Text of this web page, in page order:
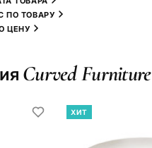
ПО ТОВАРУ
ЦЕНУ
Curved Furniture
ХИТ